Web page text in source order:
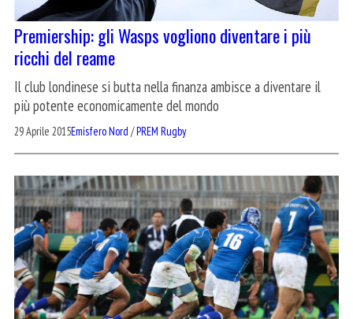
Premiership: gli Wasps vogliono diventare i più
ricchi del reame
Il club londinese si butta nella finanza ambisce a diventare il
più potente economicamente del mondo
29 Aprile 2015Emisfero Nord /PREM Rugby